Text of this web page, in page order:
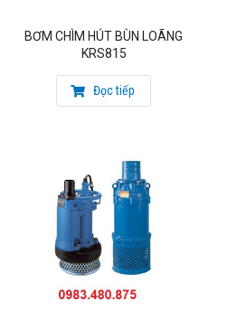
BƠM CHÌM HÚT BÙN LOÃNG
KRS815
Đọc tiếp